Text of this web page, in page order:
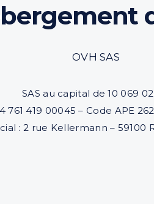
OVH SAS
SAS au capital de 10 069
419 00045 – Code APE
: 2 rue Kellermann – 59100